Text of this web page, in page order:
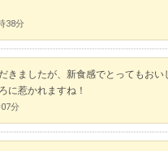
38分
きましたが、新食感でとってもお
に惹かれますね！
分